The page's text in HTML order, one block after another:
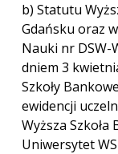
b) Statutu
Gdańsku oraz
Nauki nr DSW-
dniem 3
Szkoły
ewidencji
Wyższa
Uniwersytet